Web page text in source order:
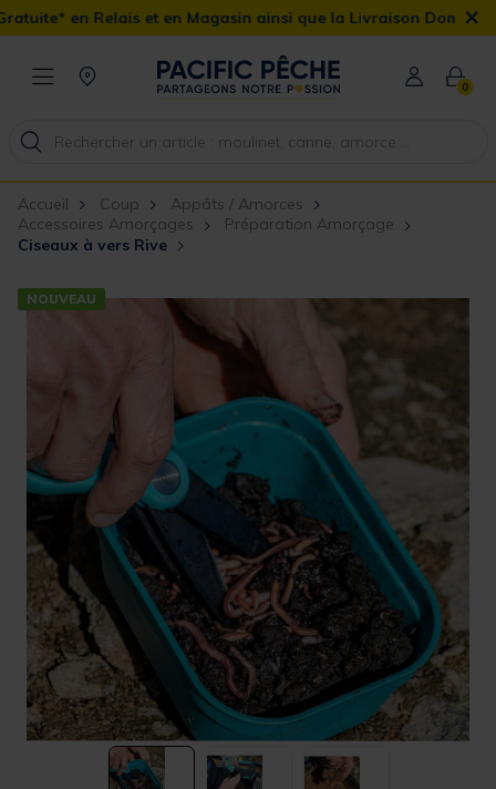
et en Magasin ainsi que la Livraison Domicile offerte dès 90€
×
0
Accueil Coup
Appâts / Amorces
Accessoires Amorçages
Préparation Amorçage
Ciseaux à vers Rive
NOUVEAU